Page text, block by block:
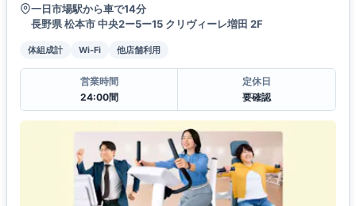
一日市場駅から車で14分
長野県 松本市 中央2ー5ー15 クリヴィーレ増田 2F
体組成計 Wi-Fi 他店舗利用
営業時間
24:00間
定休日
要確認